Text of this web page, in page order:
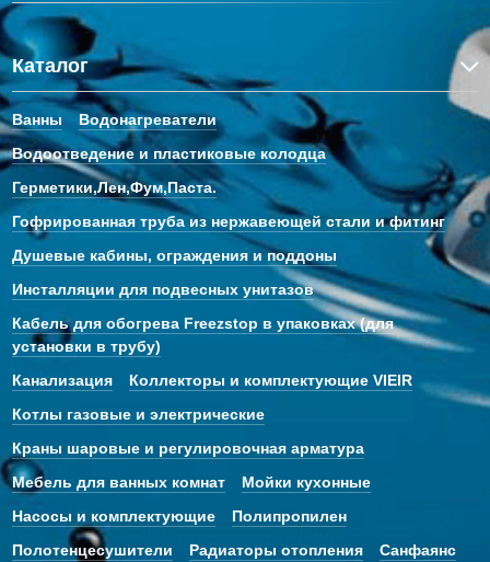
Каталог
Ванны
Водонагреватели
Водоотведение и пластиковые колодца
Герметики,Лен,Фум,Паста.
Гофрированная труба из нержавеющей стали и фитинг
Душевые кабины, ограждения и поддоны
Инсталляции для подвесных унитазов
Кабель для обогрева Freezstop в упаковках (для
установки в трубу)
Канализация
Коллекторы и комплектующие VIEIR
Котлы газовые и электрические
Краны шаровые и регулировочная арматура
Мебель для ванных комнат
Мойки кухонные
Насосы и комплектующие
Полипропилен
Полотенцесушители
Радиаторы отопления Санфаянс